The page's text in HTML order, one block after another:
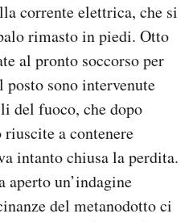
corrente elettrica, che si
rimasto in piedi. Otto
al pronto soccorso per
sono intervenute
del fuoco, che dopo
riuscite a contenere
intanto chiusa la perdita.
aperto un’indagine
del metanodotto ci